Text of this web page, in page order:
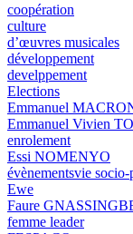
coopération
culture
d’œuvres musicales
développement
develppement
Elections
Emmanuel
Emmanuel Vivien
enrolement
Essi NOMENYO
évènementsvie
Ewe
Faure
femme leader